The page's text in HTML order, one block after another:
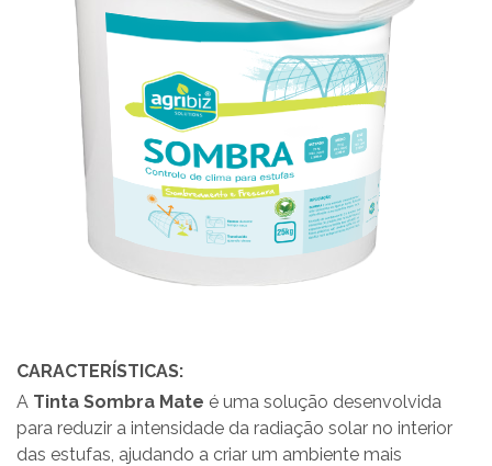
CARACTERÍSTICAS:
A Tinta Sombra Mate é uma solução desenvolvida
para reduzir a intensidade da radiação solar no interior
das estufas, ajudando a criar um ambiente mais